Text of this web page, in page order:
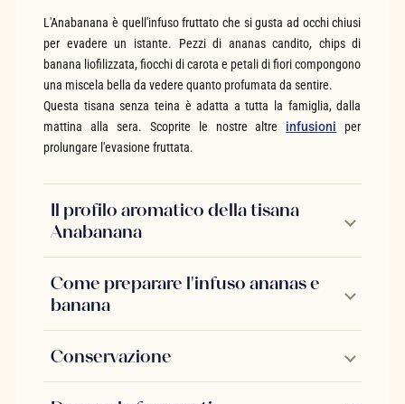
L'Anabanana è quell'infuso fruttato che si gusta ad occhi chiusi
per evadere un istante. Pezzi di ananas candito, chips di
banana liofilizzata, fiocchi di carota e petali di fiori compongono
una miscela bella da vedere quanto profumata da sentire.
Questa tisana senza teina è adatta a tutta la famiglia, dalla
mattina alla sera. Scoprite le nostre altre infusioni per
prolungare l'evasione fruttata.
Il profilo aromatico della tisana
Anabanana
Come preparare l'infuso ananas e
banana
Conservazione